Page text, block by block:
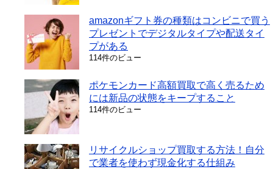
amazonギフト券の種類はコンビニで買う
プレゼントでデジタルタイプや配送タイ
プがある
114件のビュー
ポケモンカード高額買取で高く売るため
には新品の状態をキープすること
114件のビュー
リサイクルショップ買取する方法！自分
で業者を使わず現金化する仕組み